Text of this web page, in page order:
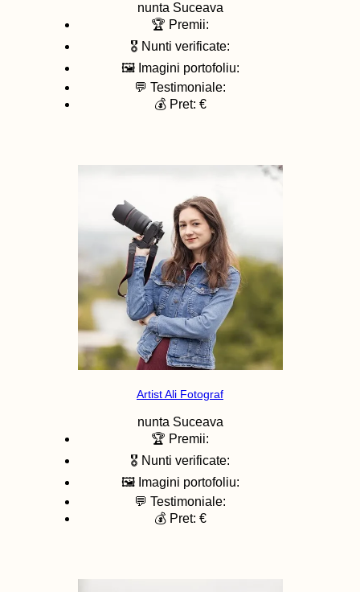
nunta Suceava
🏆 Premii:
🎖️ Nunti verificate:
🖼️ Imagini portofoliu:
💬 Testimoniale:
💰 Pret: €
Artist Ali Fotograf
nunta Suceava
🏆 Premii:
🎖️ Nunti verificate:
🖼️ Imagini portofoliu:
💬 Testimoniale:
💰 Pret: €